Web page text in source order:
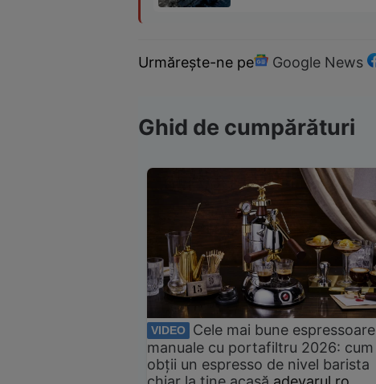
Urmărește-ne pe Google News
Ghid de cumpărături
VIDEO
Cele mai bune espressoare
manuale cu portafiltru 2026: cum
obții un espresso de nivel barista